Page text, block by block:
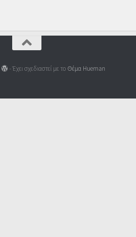
- Έχει σχεδιαστεί με το Θέμα Ηueman